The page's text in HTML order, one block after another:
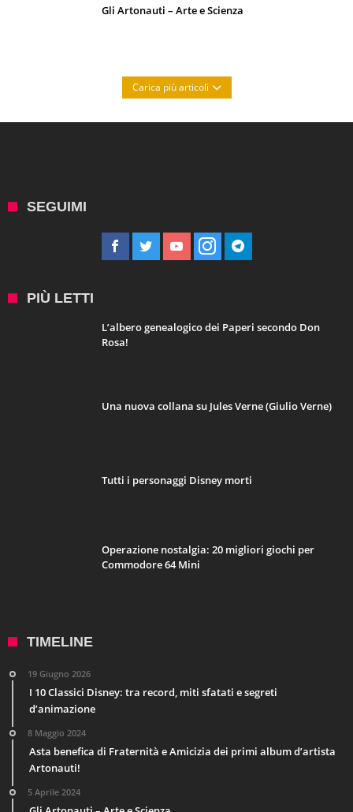
Gli Artonauti – Arte e Scienza
Carica più articoli
SEGUIMI
PIÙ LETTI
L’albero genealogico dei Paperi secondo Don
Rosa!
Una nuova collana su Jules Verne (Giulio Verne)
Tutti i personaggi Disney morti
Operazione nostalgia: 20 migliori giochi per
Commodore 64 Mini
TIMELINE
19 Giugno 2026
I 10 Classici Disney: tra record, miti sfatati e segreti
d’animazione
8 Maggio 2024
Asta benefica di Fraternità e Amicizia dei primi album d’artista
Artonauti!
5 Aprile 2024